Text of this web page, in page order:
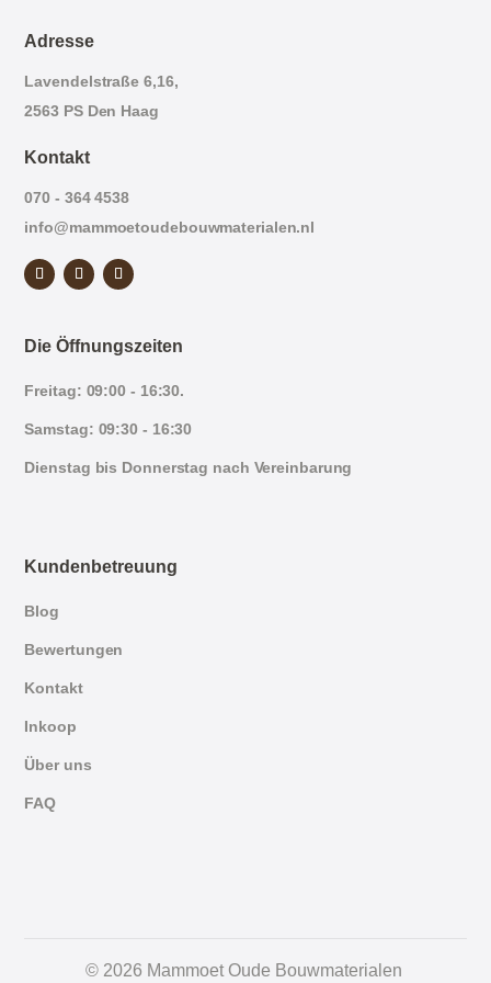
Adresse
Lavendelstraße 6,16,
2563 PS Den Haag
Kontakt
070 - 364 4538
info@mammoetoudebouwmaterialen.nl
Die Öffnungszeiten
Freitag: 09:00 - 16:30.
Samstag: 09:30 - 16:30
Dienstag bis Donnerstag nach Vereinbarung
Kundenbetreuung
Blog
Bewertungen
Kontakt
Inkoop
Über uns
FAQ
© 2026 Mammoet Oude Bouwmaterialen
English